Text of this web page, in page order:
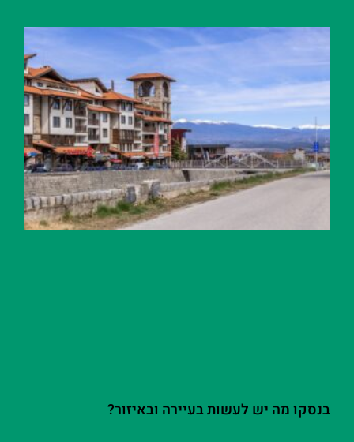
בנסקו מה יש לעשות בעיירה ובאיזור?